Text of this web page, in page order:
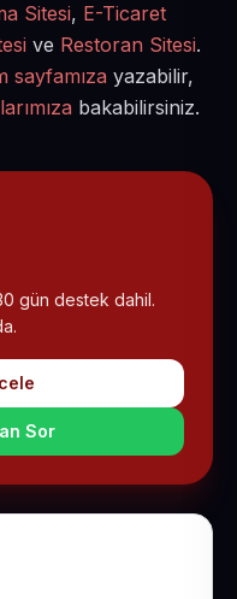
Sitesi, E-Ticaret
ve Restoran Sitesi.
sayfamıza yazabilir,
bakabilirsiniz.
gün destek dahil.
Sor